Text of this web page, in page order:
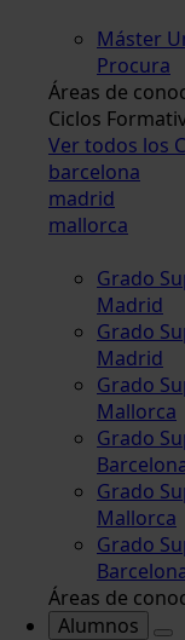
Máster
Procura
Áreas de
Ciclos
Ver todos los
barcelona
madrid
mallorca
Grado
Madrid
Grado
Madrid
Grado
Mallorca
Grado
Grado
Mallorca
Grado
Áreas de
Alumnos